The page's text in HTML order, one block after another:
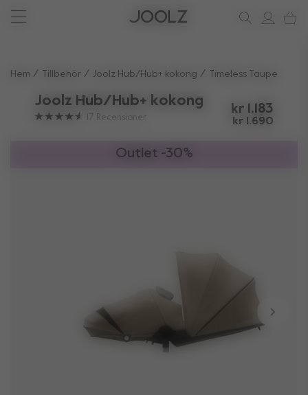
Nytt: den Joolz Aer²
Behöver du hjälp?
ditt stödhörn
Hem Tillbehör Joolz Hub/Hub+ kokong Timeless Taupe
Joolz Hub/Hub+ kokong
17 Recensioner
kr 1.183
kr 1.690
Outlet -30%